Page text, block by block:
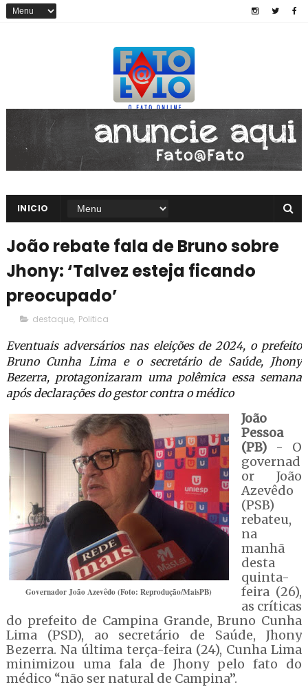
INICIO
João rebate fala de Bruno sobre
Jhony: ‘Talvez esteja ficando
preocupado’
destaque, Politica
Eventuais adversários nas eleições de 2024, o prefeito
Bruno Cunha Lima e o secretário de Saúde, Jhony
Bezerra, protagonizaram uma polêmica essa semana
após declarações do gestor contra o médico
Governador João Azevêdo (Foto: Reprodução/MaisPB)
João
Pessoa
(PB)- O
governad
or João
Azevêdo
(PSB)
rebateu,
na
manhã
desta
quinta-
feira (26),
as críticas
do prefeito de Campina Grande, Bruno Cunha
Lima (PSD), ao secretário de Saúde, Jhony
Bezerra. Na última terça-feira (24), Cunha Lima
minimizou uma fala de Jhony pelo fato do
médico “não ser natural de Campina”.